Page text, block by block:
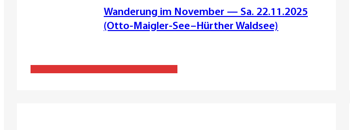
Wanderung im November — Sa. 22.11.2025
(Otto-Maigler-See–Hürther Waldsee)